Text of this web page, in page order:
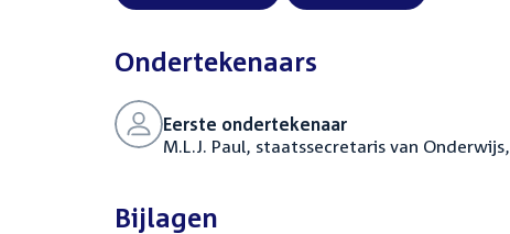
Ondertekenaars
Eerste ondertekenaar
M.L.J. Paul, staatssecretaris van
Bijlagen